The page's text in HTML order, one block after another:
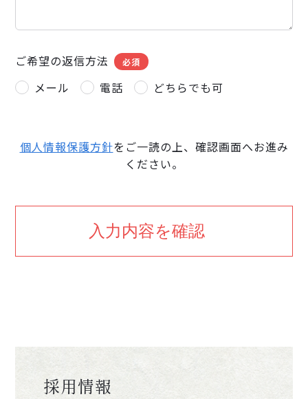
ご希望の返信方法 必須
メール 電話 どちらでも可
個人情報保護方針をご一読の上、確認画面へお進み
ください。
採用情報